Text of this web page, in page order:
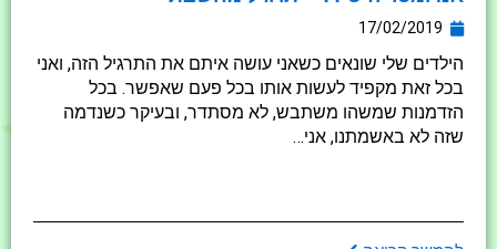
17/02/2019
הילדים שלי שונאים כשאני עושה איתם את התרגיל הזה, ואני
בכל זאת מקפיד לעשות אותו בכל פעם שאפשר. בכל
הזדמנות שמשהו משתבש, לא מסתדר, ובעיקר כשנדמה
שזה לא באשמתנו, אני…